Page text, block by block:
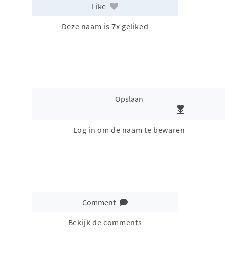
Like
Deze naam is 7x geliked
Opslaan
Log in om de naam te bewaren
Comment
Bekijk de comments